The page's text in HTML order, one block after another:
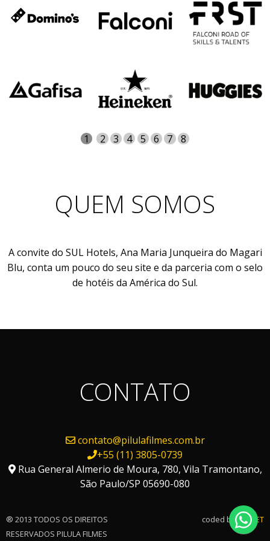
Página
Atual
1 Página
2 Página
3 Página
4 Página
5 Página
6 Página
7 Página
8
QUEM SOMOS
A convite do SUL Hotels, Ana Maria Junqueira do Magari
Blu, conta um pouco do seu site e da parceria com o selo
de hotéis da América do Sul.
CONTATO
contato@pilulafilmes.com.br
+55 (11) 3805-0739
Rua General Almerio de Moura, 780, Vila Tramontano,
São Paulo/SP 05690-080
® 2013 TODOS OS DIREITOS
RESERVADOS PILULA FILMES
coded byFAPNET